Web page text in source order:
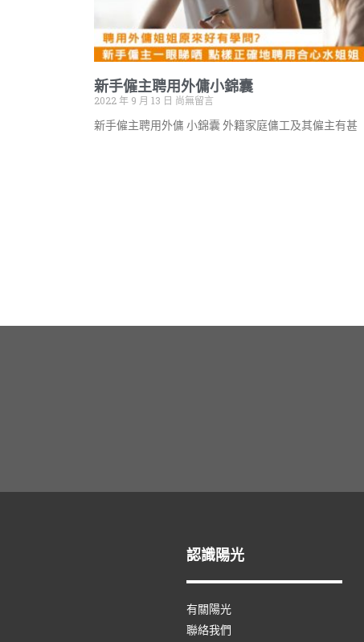
新手僱主聘用外傭小錦囊
2022 年 9 月 13 日 尚無留言
新手僱主聘用外傭 小錦囊 外籍家庭傭工及其僱主有甚
認識陽光
有關陽光
聯絡我們